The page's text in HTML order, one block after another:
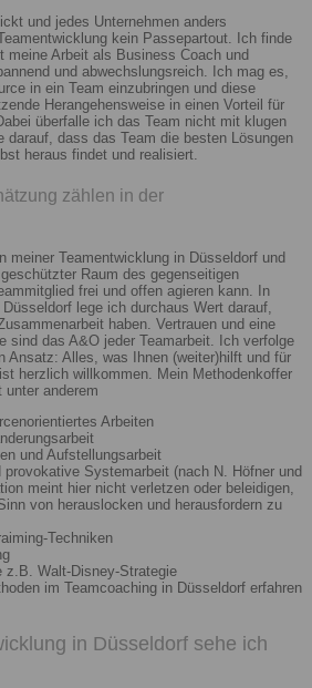
und jedes Unternehmen anders
kein Passepartout. Ich finde
meine Arbeit als Business Coach und
und abwechslungsreich. Ich mag es,
in ein Team einzubringen und diese
Herangehensweise in einen Vorteil für
überfalle ich das Team nicht mit klugen
darauf, dass das Team die besten Lösungen
heraus findet und realisiert.
zählen in der
meiner Teamentwicklung in Düsseldorf und
Raum des gegenseitigen
frei und offen agieren kann. In
lege ich durchaus Wert darauf,
haben. Vertrauen und eine
sind das A&O jeder Teamarbeit. Ich verfolge
Ansatz: Alles, was Ihnen (weiter)hilft und für
herzlich willkommen. Mein Methodenkoffer
anderem
Arbeiten
und Aufstellungsarbeit
Systemarbeit (nach N. Höfner und
meint hier nicht verletzen oder beleidigen,
von herauslocken und herausfordern zu
Techniken
z.B. Walt-Disney-Strategie
im Teamcoaching in Düsseldorf erfahren
in Düsseldorf sehe ich